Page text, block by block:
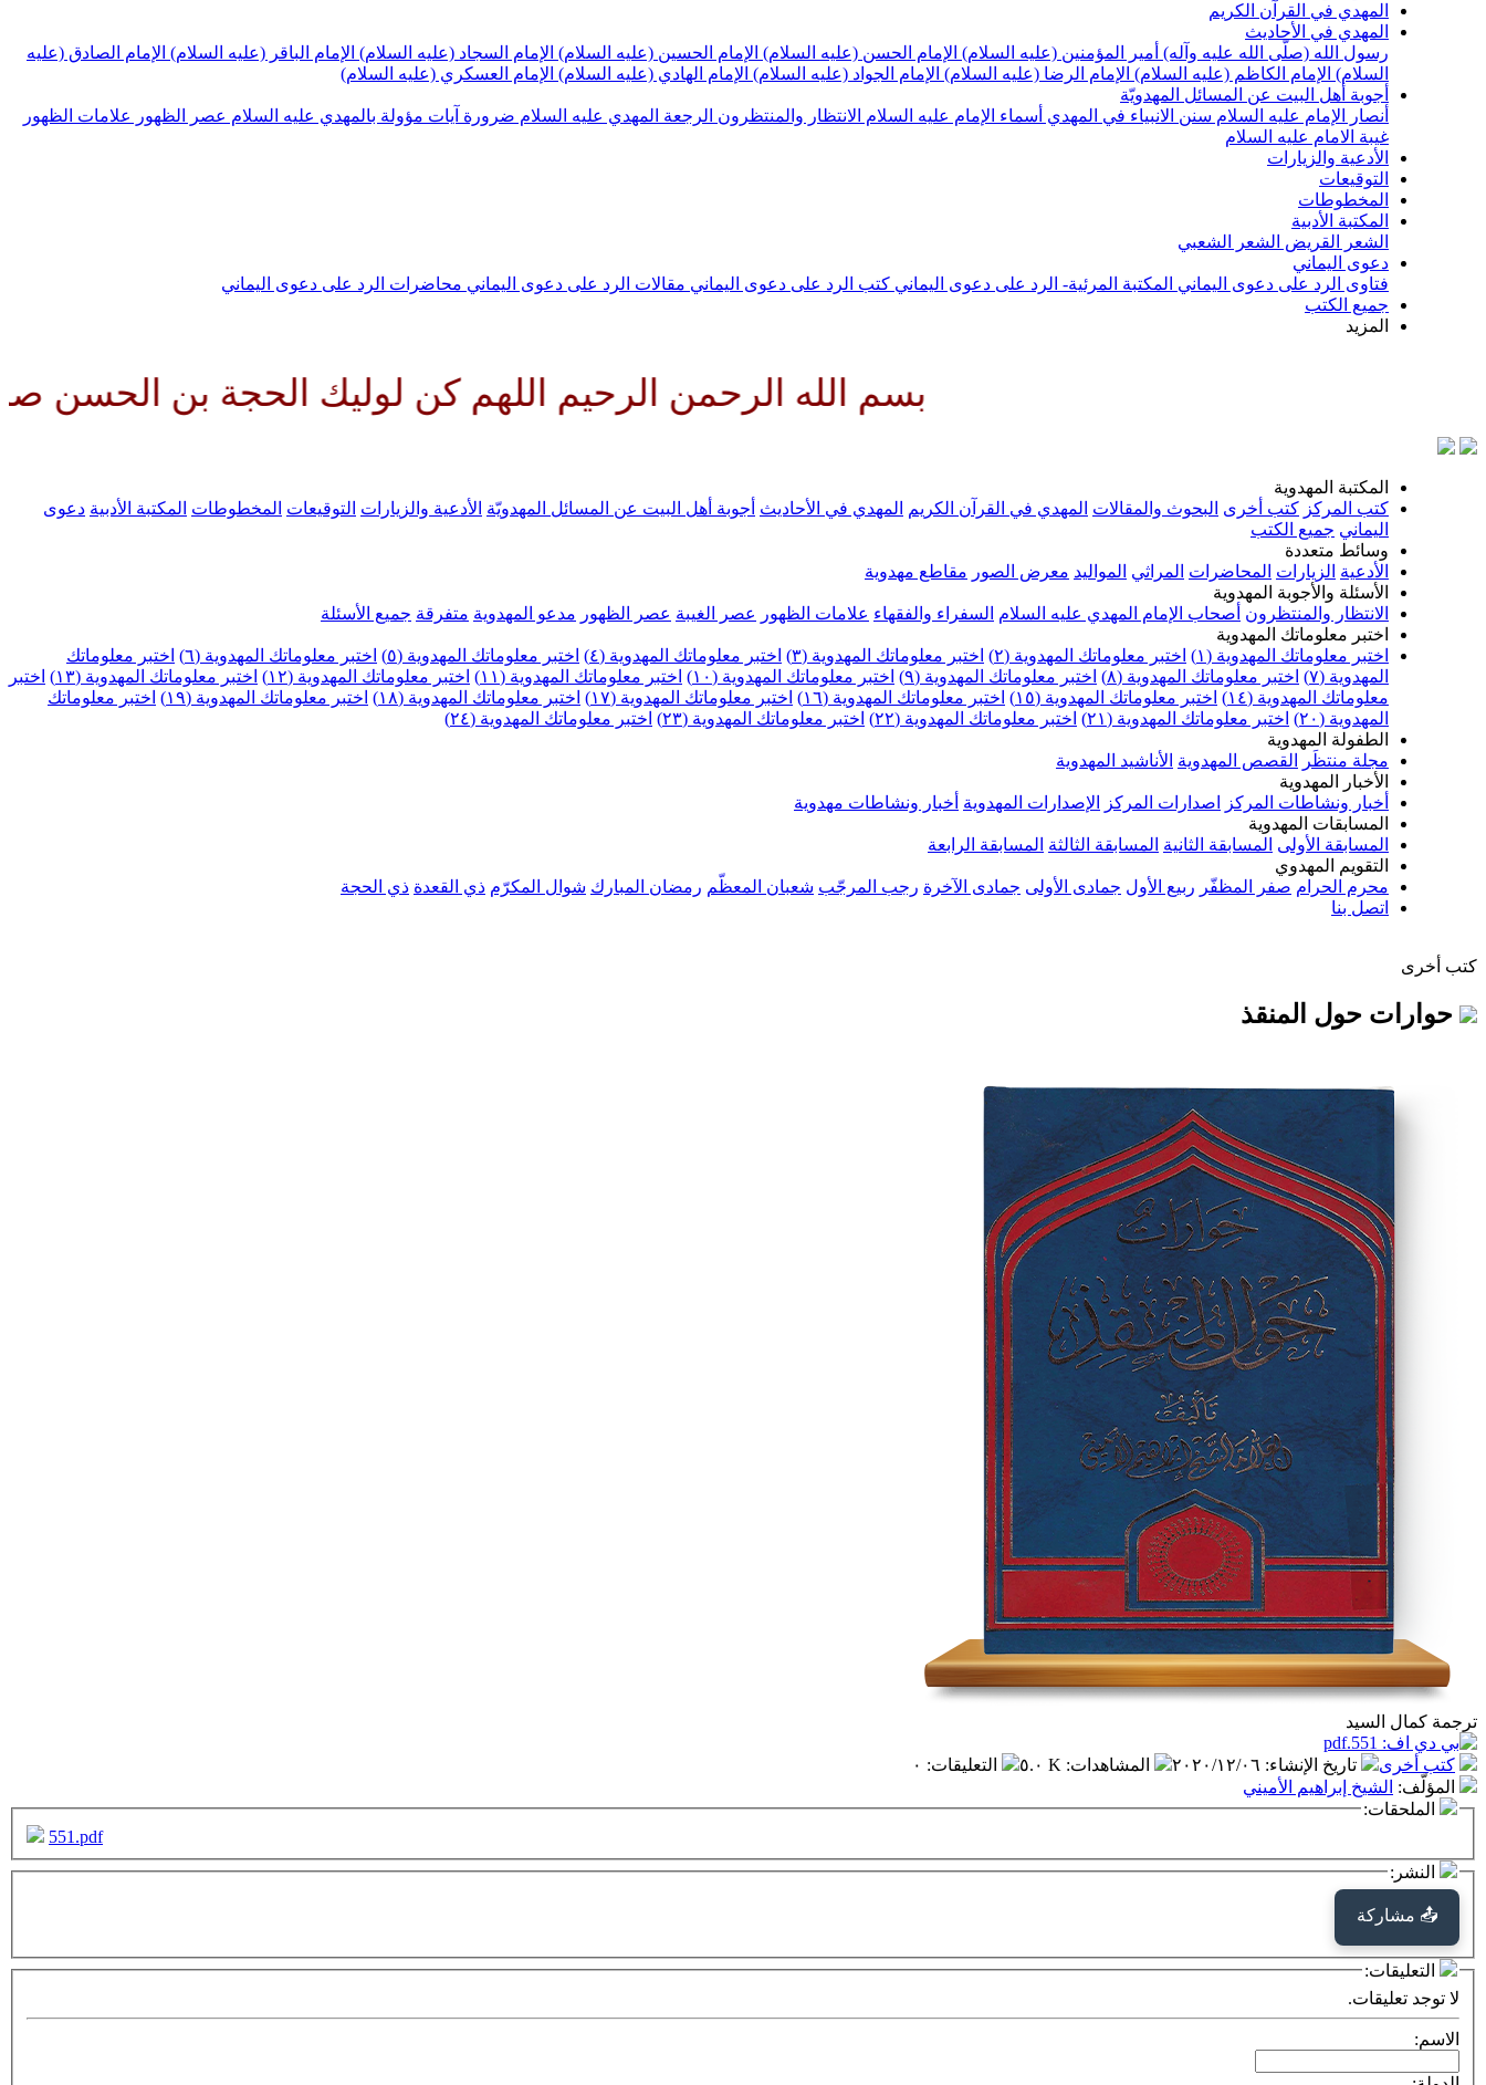
المهدي في القرآن الكريم
المهدي في الأحاديث
رسول الله (صلّى الله عليه وآله) أمير المؤمنين (عليه السلام) الإمام الحسن (عليه السلام) الإمام الحسين (عليه السلام) الإمام السجاد (عليه السلام) الإمام الباقر (عليه السلام) الإمام الصادق (عليه
السلام) الإمام الكاظم (عليه السلام) الإمام الرضا (عليه السلام) الإمام الجواد (عليه السلام) الإمام الهادي (عليه السلام) الإمام العسكري (عليه السلام)
أجوبة أهل البيت عن المسائل المهدويّة
أنصار الإمام عليه السلام سنن الانبياء في المهدي أسماء الإمام عليه السلام الانتظار والمنتظرون الرجعة المهدي عليه السلام ضرورة آيات مؤولة بالمهدي عليه السلام عصر الظهور
علامات الظهور
غيبة الامام عليه السلام
الأدعية والزيارات
التوقيعات
المخطوطات
المكتبة الأدبية
الشعر القريض الشعر الشعبي
دعوى اليماني
فتاوى الرد على دعوى اليماني المكتبة المرئية- الرد على دعوى اليماني كتب الرد على دعوى اليماني مقالات الرد على دعوى اليماني محاضرات الرد على دعوى اليماني
جميع الكتب
المزيد
بسم الله الرحمن الرحيم اللهم كن لوليك الحجة بن الحسن صلواتك
المكتبة المهدوية
كتب المركز كتب أخرى البحوث والمقالات المهدي في القرآن الكريم المهدي في الأحاديث أجوبة أهل البيت عن المسائل المهدويّة الأدعية والزيارات التوقيعات المخطوطات المكتبة الأدبية دعوى
اليماني جميع الكتب
وسائط متعددة
الأدعية الزيارات المحاضرات المراثي المواليد معرض الصور مقاطع مهدوية
الأسئلة والأجوبة المهدوية
الانتظار والمنتظرون أصحاب الإمام المهدي عليه السلام السفراء والفقهاء علامات الظهور عصر الغيبة عصر الظهور مدعو المهدوية متفرقة جميع الأسئلة
اختبر معلوماتك المهدوية
اختبر معلوماتك المهدوية (١)
اختبر معلوماتك المهدوية (٢) اختبر معلوماتك المهدوية (٣) اختبر معلوماتك المهدوية (٤) اختبر معلوماتك المهدوية (٥) اختبر معلوماتك المهدوية (٦)
اختبر معلوماتك
المهدوية (٧)
اختبر معلوماتك المهدوية (٨) اختبر معلوماتك المهدوية (٩) اختبر معلوماتك المهدوية (١٠) اختبر معلوماتك المهدوية (١١) اختبر معلوماتك المهدوية (١٢) اختبر معلوماتك المهدوية (١٣)
اختبر
معلوماتك المهدوية (١٤)
اختبر معلوماتك المهدوية (١٥) اختبر معلوماتك المهدوية (١٦) اختبر معلوماتك المهدوية (١٧) اختبر معلوماتك المهدوية (١٨) اختبر معلوماتك المهدوية (١٩)
اختبر معلوماتك
المهدوية (٢٠)
اختبر معلوماتك المهدوية (٢١) اختبر معلوماتك المهدوية (٢٢) اختبر معلوماتك المهدوية (٢٣)
اختبر معلوماتك المهدوية (٢٤)
الطفولة المهدوية
مجلة منتظَر
القصص المهدوية الأناشيد المهدوية
الأخبار المهدوية
أخبار ونشاطات المركز
اصدارات المركز الإصدارات المهدوية أخبار ونشاطات مهدوية
المسابقات المهدوية
المسابقة الأولى المسابقة الثانية المسابقة الثالثة المسابقة الرابعة
التقويم المهدوي
محرم الحرام صفر المظفّر ربيع الأول جمادى الأولى جمادى الآخرة رجب المرجّب شعبان المعظّم رمضان المبارك شوال المكرّم ذي القعدة ذي الحجة
اتصل بنا
كتب أخرى
حوارات حول المنقذ
ترجمة كمال السيد
كتب أخرى تاريخ الإنشاء: ٢٠٢٠/١٢/٠٦ المشاهدات: ٥.٠ K التعليقات: ٠
المؤلّف: الشيخ إبراهيم الأميني
الملحقات:
551.pdf
النشر:
📤 مشاركة
التعليقات:
لا توجد تعليقات.
الاسم: